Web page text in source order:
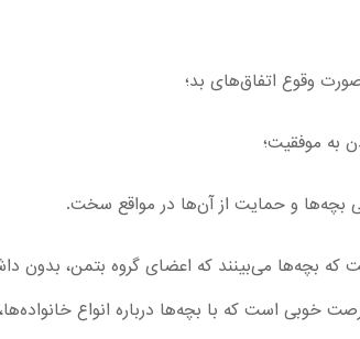
وقوع اتفاق‌های بد؛
به موفقیت؛
بچه‌ها و حمایت از آن‌ها در مواقع سخت.
بچه‌ها می‌بینند که اعضای گروه بتمن، بدون
است که با بچه‌ها درباره انواع